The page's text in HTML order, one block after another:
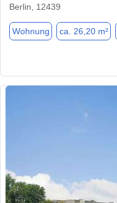
Berlin, 12439
Wohnung ca. 26,20 m²